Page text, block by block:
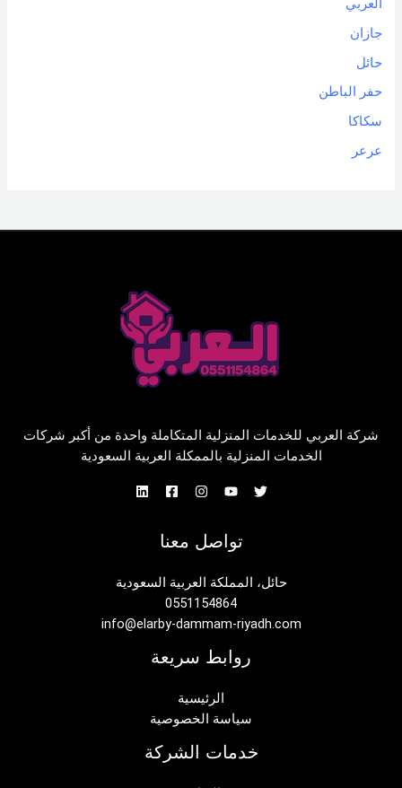
العربي
جازان
حائل
حفر الباطن
سكاكا
عرعر
شركة العربي للخدمات المنزلية المتكاملة واحدة من أكبر شركات
الخدمات المنزلية بالممكلة العربية السعودية
تواصل معنا
حائل، المملكة العربية السعودية
0551154864
info@elarby-dammam-riyadh.com
روابط سريعة
الرئيسية
سياسة الخصوصية
خدمات الشركة